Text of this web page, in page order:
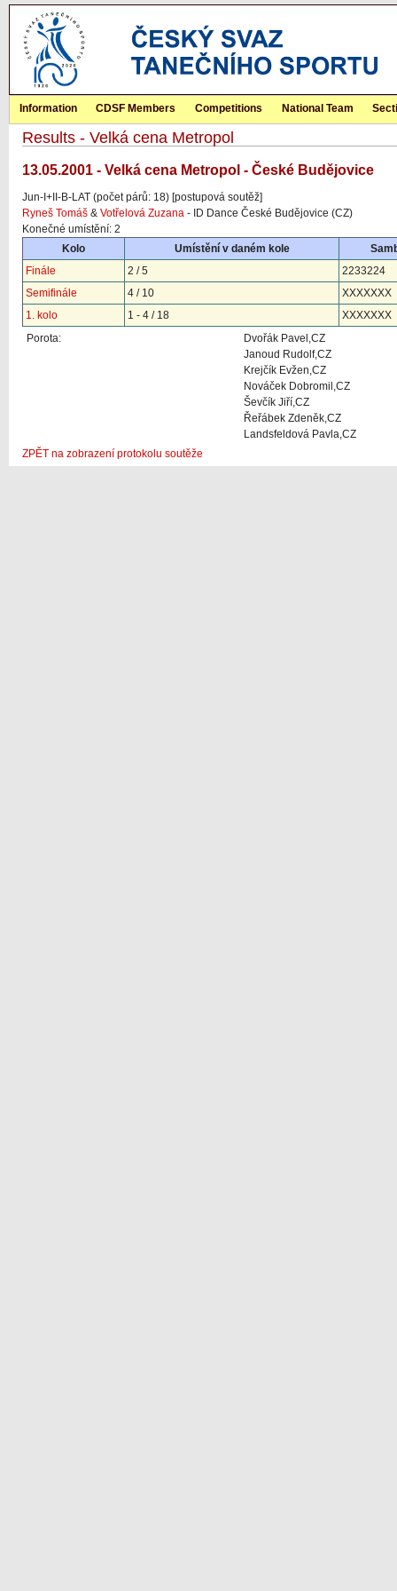
Information CDSF Members Competitions National Team
Results - Velká cena Metropol
13.05.2001 - Velká cena Metropol - České Budějovice
Jun-I+II-B-LAT (počet párů: 18) [postupová soutěž]
Ryneš Tomáš & Votřelová Zuzana - ID Dance České Budějovice (CZ)
Konečné umístění: 2
Kolo
Umístění v daném kole
Finále
2 / 5
2233224
Semifinále
4 / 10
XXXXXXX
1. kolo
1 - 4 / 18
XXXXXXX
Porota:
Dvořák Pavel,CZ
Janoud Rudolf,CZ
Krejčík Evžen,CZ
Nováček Dobromil,CZ
Ševčík Jiří,CZ
Řeřábek Zdeněk,CZ
Landsfeldová Pavla,CZ
ZPĚT na zobrazení protokolu soutěže